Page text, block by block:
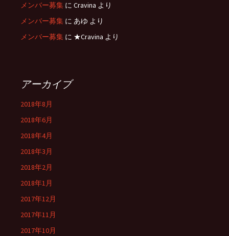
メンバー募集 に Cravina より
メンバー募集 に あゆ より
メンバー募集 に ★Cravina より
アーカイブ
2018年8月
2018年6月
2018年4月
2018年3月
2018年2月
2018年1月
2017年12月
2017年11月
2017年10月